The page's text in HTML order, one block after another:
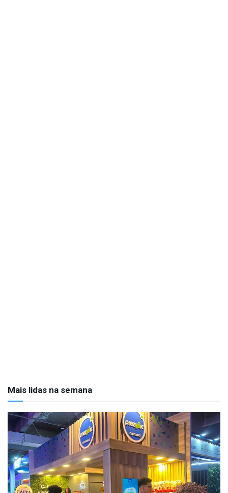
Mais lidas na semana